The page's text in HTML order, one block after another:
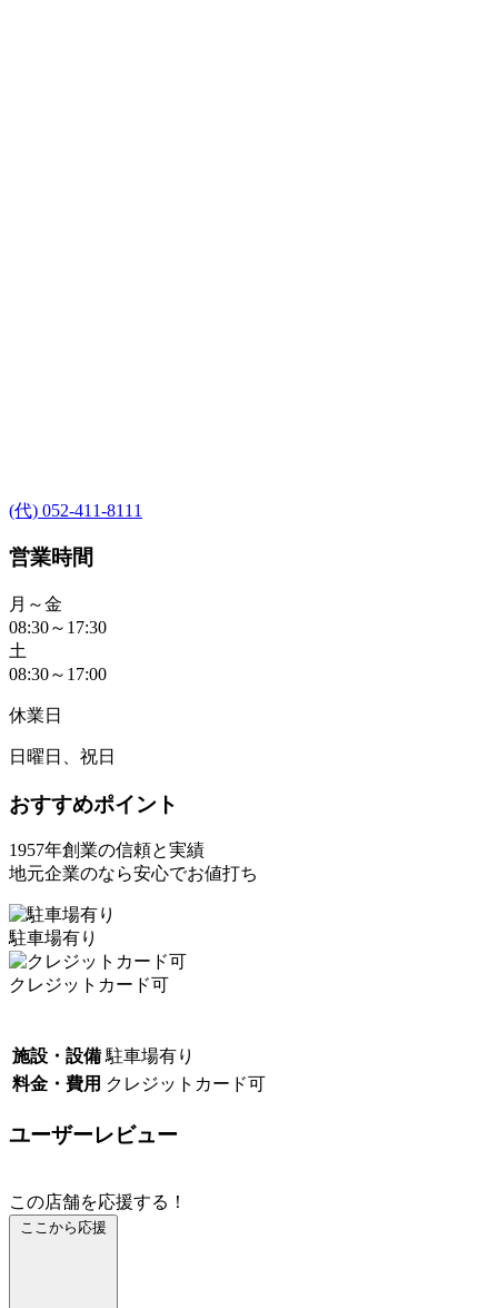
(代) 052-411-8111
営業時間
月～金
08:30～17:30
土
08:30～17:00
休業日
日曜日、祝日
おすすめポイント
1957年創業の信頼と実績
地元企業のなら安心でお値打ち
駐車場有り
クレジットカード可
施設・設備 駐車場有り
料金・費用 クレジットカード可
ユーザーレビュー
この店舗を応援する！
ここから応援